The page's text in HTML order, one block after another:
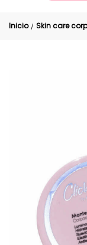
Inicio / Skin care